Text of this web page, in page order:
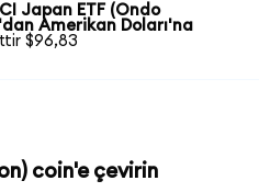
Japan ETF (Ondo
Amerikan Doları'na
$96,83
coin'e çevirin